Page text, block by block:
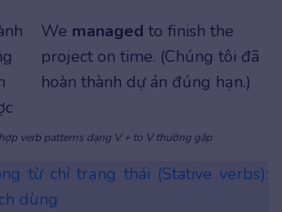
We managed to finish the
project on time. (Chúng tôi đã
hoàn thành dự án đúng hạn.)
verb patterns dạng V + to V thường gặp
từ chỉ trạng thái (Stative verbs):
dùng